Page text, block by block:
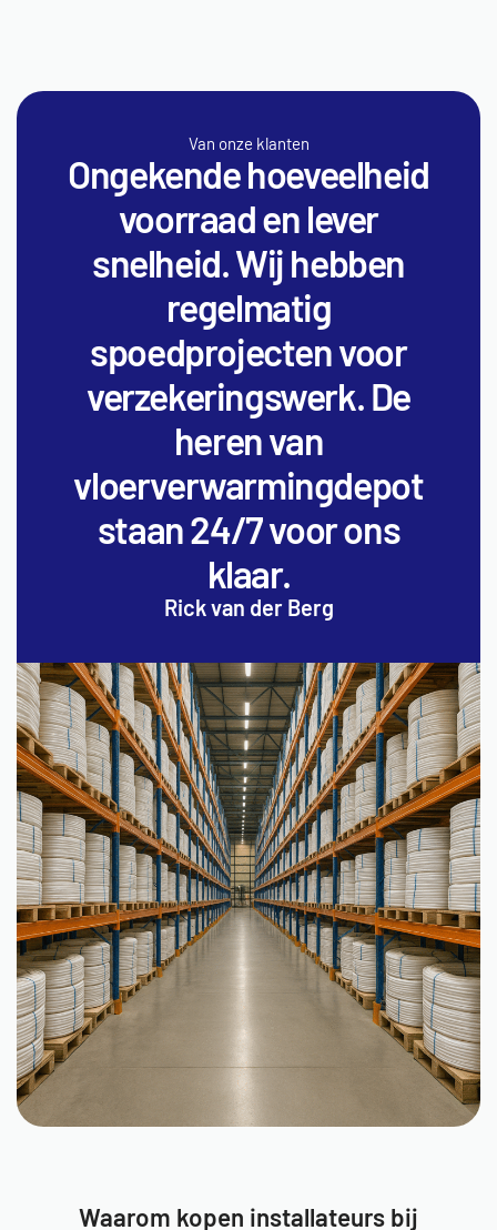
Van onze klanten
Ongekende hoeveelheid
voorraad en lever
snelheid. Wij hebben
regelmatig
spoedprojecten voor
verzekeringswerk. De
heren van
vloerverwarmingdepot
staan 24/7 voor ons
klaar.
Rick van der Berg
Waarom kopen installateurs bij